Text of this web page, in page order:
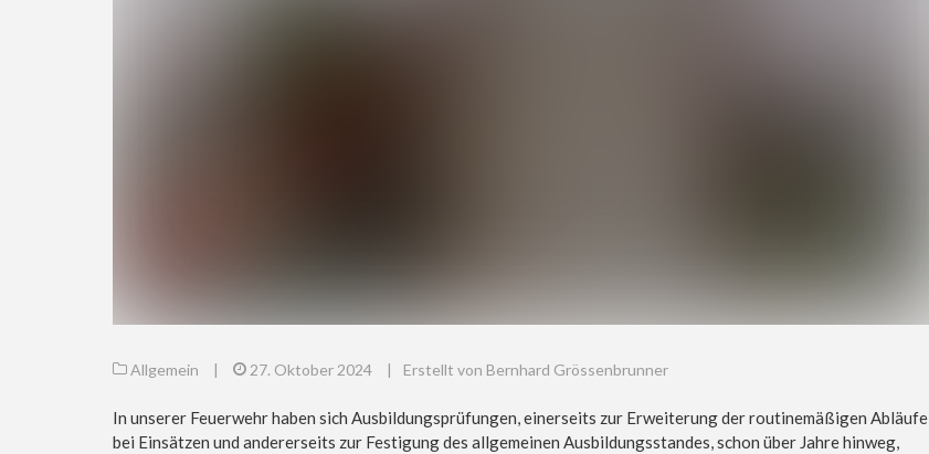
Allgemein | 27. Oktober 2024 | Erstellt von Bernhard Grössenbrunner
In unserer Feuerwehr haben sich Ausbildungsprüfungen, einerseits zur Erweiterung der routinemäßigen Abläufe
bei Einsätzen und andererseits zur Festigung des allgemeinen Ausbildungsstandes, schon über Jahre hinweg,